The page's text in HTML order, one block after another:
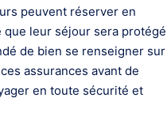
peuvent réserver en
que leur séjour sera protégé
de bien se renseigner sur
assurances avant de
en toute sécurité et